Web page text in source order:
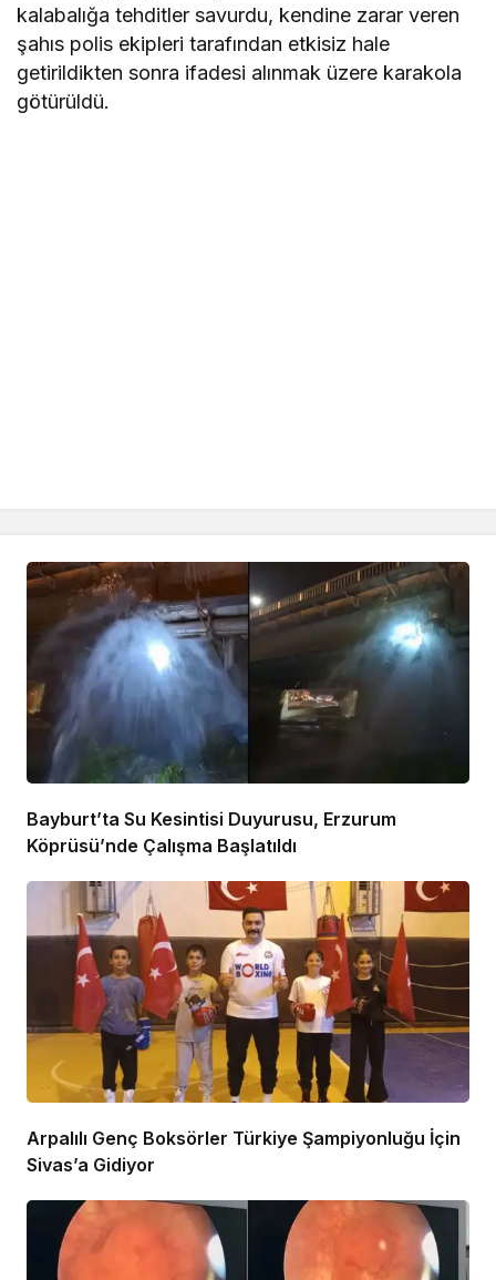
kalabalığa tehditler savurdu, kendine zarar veren
şahıs polis ekipleri tarafından etkisiz hale
getirildikten sonra ifadesi alınmak üzere karakola
götürüldü.
Bayburt’ta Su Kesintisi Duyurusu, Erzurum
Köprüsü’nde Çalışma Başlatıldı
Arpalılı Genç Boksörler Türkiye Şampiyonluğu İçin
Sivas’a Gidiyor